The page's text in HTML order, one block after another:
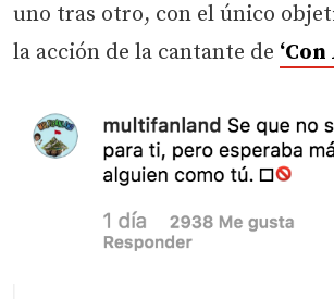
uno tras otro, con el único
la acción de la cantante de